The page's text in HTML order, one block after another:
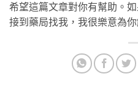
希望這篇文章對你有幫助。
接到藥局找我，我很樂意為你